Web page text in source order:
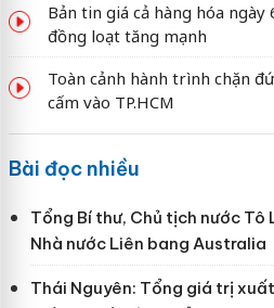
Bản tin giá cả hàng hóa
đồng loạt tăng mạnh
Toàn cảnh hành trình chặn
cấm vào TP.HCM
Bài đọc nhiều
Tổng Bí thư, Chủ tịch nước
Nhà nước Liên bang Australia
Thái Nguyên: Tổng giá trị